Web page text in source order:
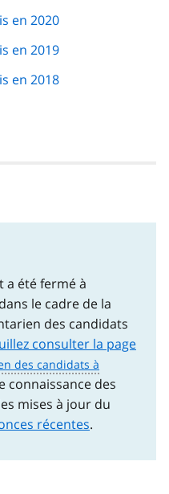
en 2020
en 2019
en 2018
a été fermé à
le cadre de la
des candidats
consulter la page
connaissance des
mises à jour du
récentes.